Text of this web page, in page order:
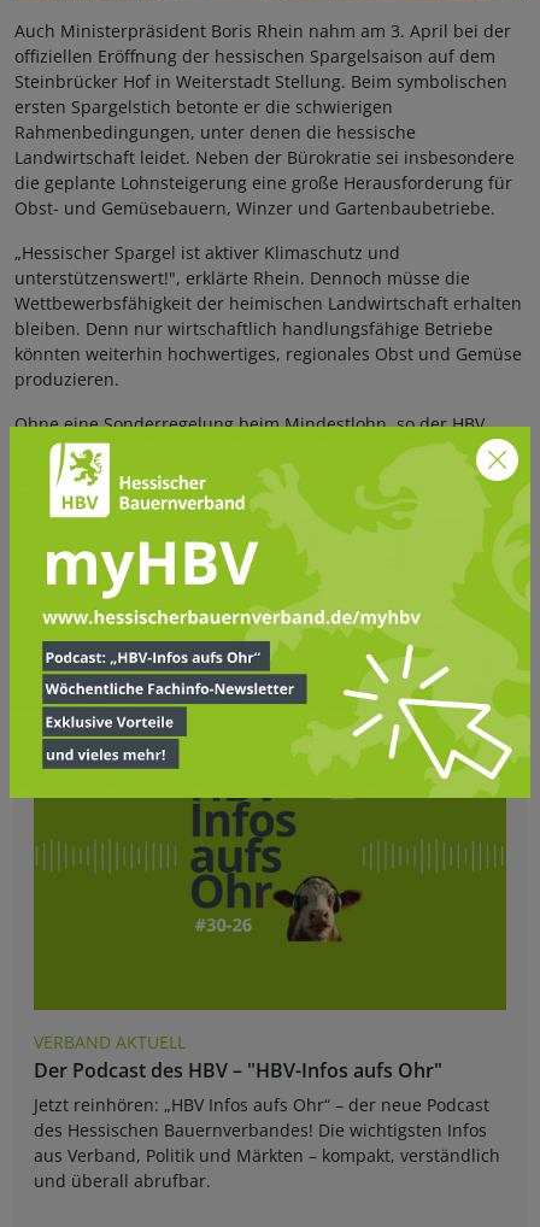
Auch Ministerpräsident Boris Rhein nahm am 3. April bei der
offiziellen Eröffnung der hessischen Spargelsaison auf dem
Steinbrücker Hof in Weiterstadt Stellung. Beim symbolischen
ersten Spargelstich betonte er die schwierigen
Rahmenbedingungen, unter denen die hessische
Landwirtschaft leidet. Neben der Bürokratie sei insbesondere
die geplante Lohnsteigerung eine große Herausforderung für
Obst- und Gemüsebauern, Winzer und Gartenbaubetriebe.
„Hessischer Spargel ist aktiver Klimaschutz und
unterstützenswert!", erklärte Rhein. Dennoch müsse die
Wettbewerbsfähigkeit der heimischen Landwirtschaft erhalten
bleiben. Denn nur wirtschaftlich handlungsfähige Betriebe
könnten weiterhin hochwertiges, regionales Obst und Gemüse
produzieren.
Ohne eine Sonderregelung beim Mindestlohn, so der HBV,
steht die Versorgung mit regionalen Lebensmitteln auf dem
Spiel.
Sonderkulturen Spargel
Verwandte Artikel
FÜR MITGLIEDER
VERBAND AKTUELL
Der Podcast des HBV – "HBV-Infos aufs Ohr"
Jetzt reinhören: „HBV Infos aufs Ohr“ – der neue Podcast
des Hessischen Bauernverbandes! Die wichtigsten Infos
aus Verband, Politik und Märkten – kompakt, verständlich
und überall abrufbar.